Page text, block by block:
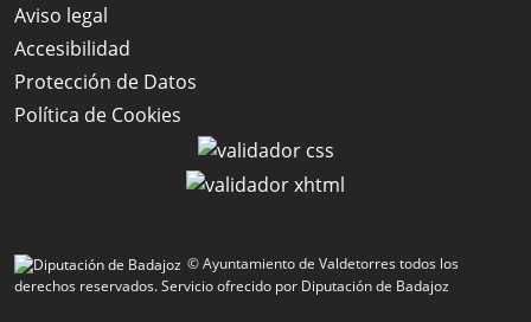
Aviso legal
Accesibilidad
Protección de Datos
Política de Cookies
© Ayuntamiento de Valdetorres todos los
derechos reservados.Servicio ofrecido por Diputación de Badajoz